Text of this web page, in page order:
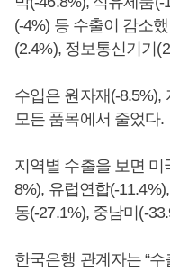
(-4%) 등 수출이 감소
(2.4%), 정보통신기기
수입은 원자재(-8.5%),
모든 품목에서 줄었다.
지역별 수출을 보면 미
8%), 유럽연합(-
동(-27.1%), 중남미(-
한국은행 관계자는 “